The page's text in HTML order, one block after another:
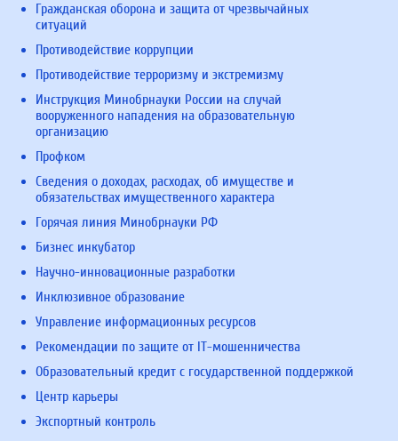
Гражданская оборона и защита от чрезвычайных
ситуаций
Противодействие коррупции
Противодействие терроризму и экстремизму
Инструкция Минобрнауки России на случай
вооруженного нападения на образовательную
организацию
Профком
Сведения о доходах, расходах, об имуществе и
обязательствах имущественного характера
Горячая линия Минобрнауки РФ
Бизнес инкубатор
Научно-инновационные разработки
Инклюзивное образование
Управление информационных ресурсов
Рекомендации по защите от IT-мошенничества
Образовательный кредит с государственной поддержкой
Центр карьеры
Экспортный контроль